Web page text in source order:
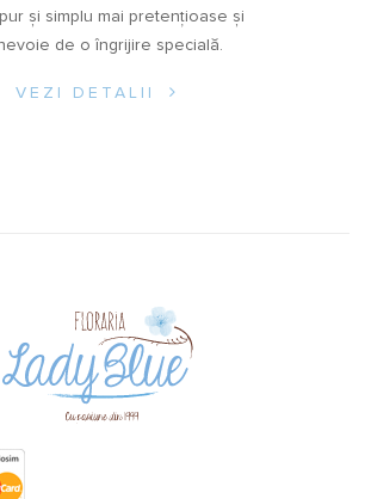
și simplu mai pretențioase și
de o îngrijire specială.
VEZI DETALII